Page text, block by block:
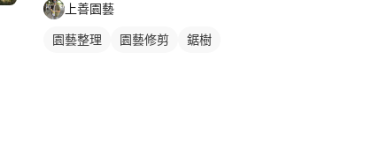
上善園藝
園藝整理 園藝修剪 鋸樹